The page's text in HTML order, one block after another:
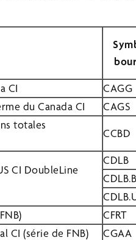
CI
CAGG
du Canada CI
CAGS
totales
CCBD
CI DoubleLine
CDLB
CDLB.B
CFRT
CI (série de FNB)
CGAA